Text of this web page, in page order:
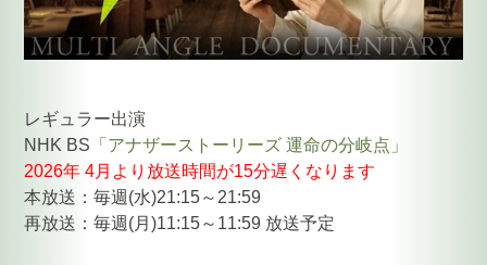
レギュラー出演
NHK BS 「アナザーストーリーズ 運命の分岐点」
2026年 4月より放送時間が15分遅くなります
本放送：毎週(水)21:15～21:59
再放送：毎週(月)11:15～11:59 放送予定